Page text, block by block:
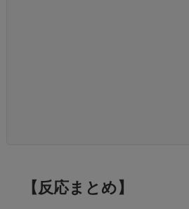
【反応まとめ】